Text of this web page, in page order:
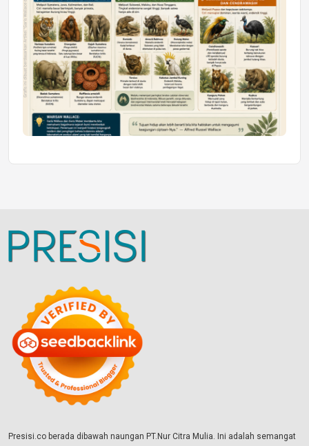
Presisi.co berada dibawah naungan PT.Nur Citra Mulia. Ini adalah semangat